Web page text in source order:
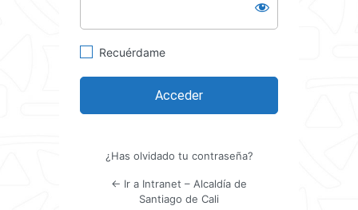
Recuérdame
¿Has olvidado tu contraseña?
← Ir a Intranet – Alcaldía de
Santiago de Cali